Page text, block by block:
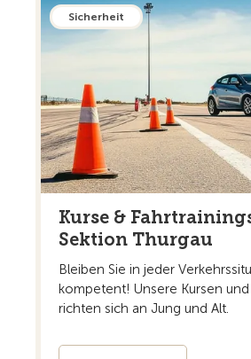
Sicherheit
Kurse &
Sektion Thurgau
Bleiben Sie in jeder
kompetent! Unsere Kursen
richten sich an Jung und Alt.